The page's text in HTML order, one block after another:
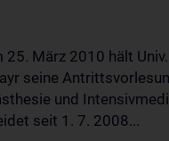
25. März 2010 hält
seine
und
seit 1. 7. 2008...